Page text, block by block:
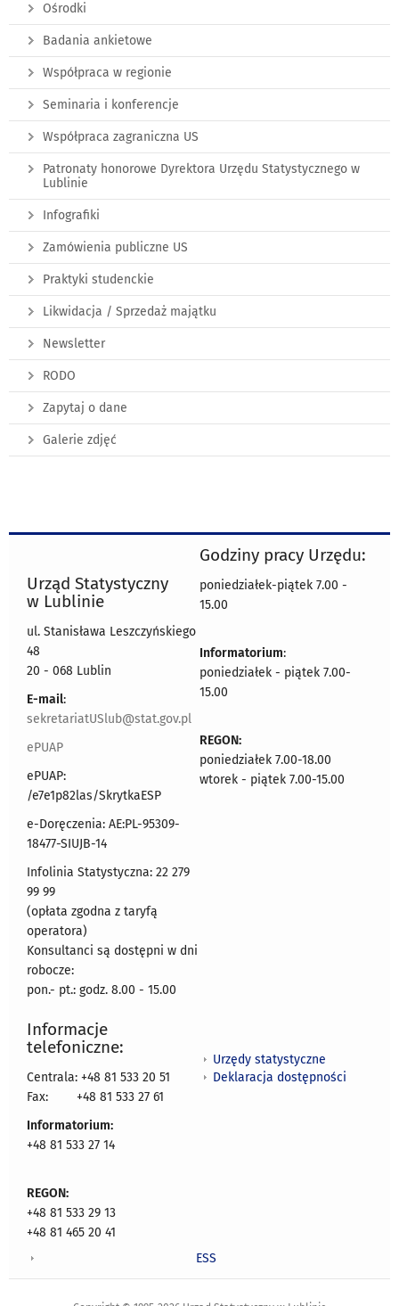
Ośrodki
Badania ankietowe
Współpraca w regionie
Seminaria i konferencje
Współpraca zagraniczna US
Patronaty honorowe Dyrektora Urzędu Statystycznego w
Lublinie
Infografiki
Zamówienia publiczne US
Praktyki studenckie
Likwidacja / Sprzedaż majątku
Newsletter
RODO
Zapytaj o dane
Galerie zdjęć
Urząd Statystyczny
w Lublinie
ul. Stanisława Leszczyńskiego
48
20 - 068 Lublin
E-mail:
sekretariatUSlub@stat.gov.pl
ePUAP
ePUAP:
/e7e1p82las/SkrytkaESP
e-Doręczenia: AE:PL-95309-
18477-SIUJB-14
Infolinia Statystyczna: 22 279
99 99
(opłata zgodna z taryfą
operatora)
Konsultanci są dostępni w dni
robocze:
pon.- pt.: godz. 8.00 - 15.00
Godziny pracy Urzędu:
poniedziałek-piątek 7.00 -
15.00
Informatorium:
poniedziałek - piątek 7.00-
15.00
REGON:
poniedziałek 7.00-18.00
wtorek - piątek 7.00-15.00
Informacje
telefoniczne:
Centrala: +48 81 533 20 51
Fax:
+48 81 533 27 61
Informatorium:
+48 81 533 27 14
REGON:
+48 81 533 29 13
+48 81 465 20 41
Urzędy statystyczne
Deklaracja dostępności
ESS